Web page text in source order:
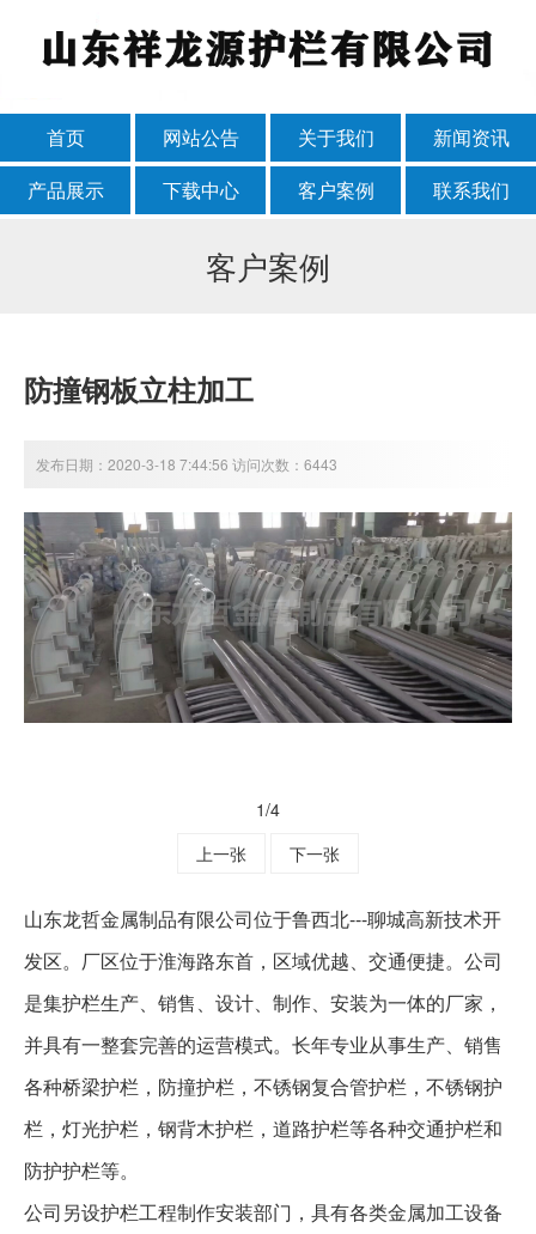
首页 网站公告 关于我们
新闻资讯
产品展示
下载中心 客户案例 联系我们
客户案例
防撞钢板立柱加工
发布日期：2020-3-18 7:44:56 访问次数：6443
1/4
上一张
下一张
山东龙哲金属制品有限公司位于鲁西北---聊城高新技术开
发区。厂区位于淮海路东首，区域优越、交通便捷。公司
是集护栏生产、销售、设计、制作、安装为一体的厂家，
并具有一整套完善的运营模式。长年专业从事生产、销售
各种桥梁护栏，防撞护栏，不锈钢复合管护栏，不锈钢护
栏，灯光护栏，钢背木护栏，道路护栏等各种交通护栏和
防护护栏等。
公司另设护栏工程制作安装部门，具有各类金属加工设备